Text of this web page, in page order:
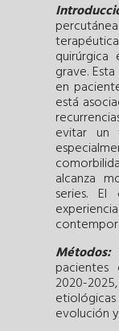
grave.
en
está
evitar un
alcanza
series.
Métodos:
2020-
evolución